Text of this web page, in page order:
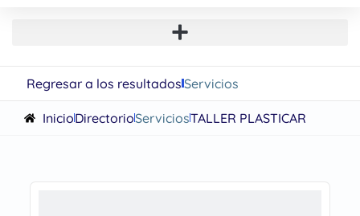
Regresar a los resultadosServicios
InicioDirectorioServiciosTALLER PLASTICAR